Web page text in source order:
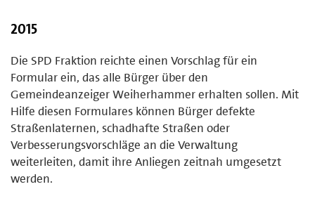
2015
Die SPD Fraktion reichte einen Vorschlag für ein
Formular ein, das alle Bürger über den
Gemeindeanzeiger Weiherhammer erhalten sollen. Mit
Hilfe diesen Formulares können Bürger defekte
Straßenlaternen, schadhafte Straßen oder
Verbesserungsvorschläge an die Verwaltung
weiterleiten, damit ihre Anliegen zeitnah umgesetzt
werden.